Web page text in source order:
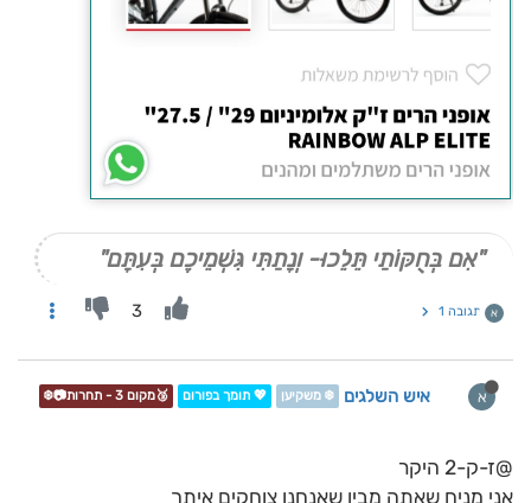
"אִם בְּחֻקּוֹתַי תֵּלֵכוּ- וְנָתַתִּי גִּשְׁמֵיכֶם בְּעִתָּם"
א תגובה 1 3
א איש השלגים ❄️ משקיען 💖 תומך בפורום 🥉מקום 3 - תחרות📷❄️
@ז-ק-2 היקר
אני מניח שאתה מבין שאנחנו צוחקים איתך